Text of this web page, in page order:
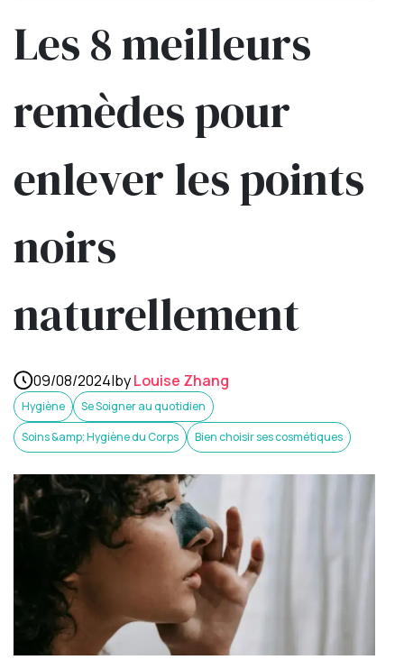
Les 8 meilleurs
remèdes pour
enlever les points
noirs
naturellement
09/08/2024|byLouise Zhang
Hygiène
Se Soigner au quotidien
Soins &amp; Hygiène du Corps
Bien choisir ses cosmétiques